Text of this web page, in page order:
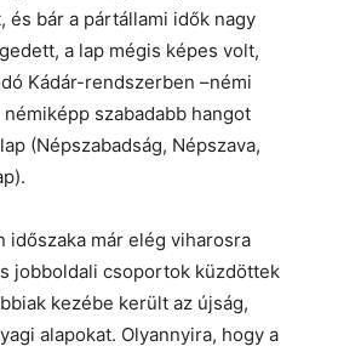
és bár a pártállami idők nagy
a lap mégis képes volt,
Kádár-rendszerben –némi
szabadabb hangot
(Népszabadság, Népszava,
időszaka már elég viharosra
jobboldali csoportok küzdöttek
kezébe került az újság,
alapokat. Olyannyira, hogy a